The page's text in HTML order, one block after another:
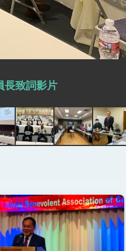
簽署
家命運
長致詞影片